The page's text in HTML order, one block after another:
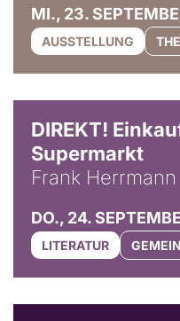
MI., 23.
AUSSTELLUNG
DIREKT!
Supermarkt
Frank Herrmann
DO., 24.
LITERATUR